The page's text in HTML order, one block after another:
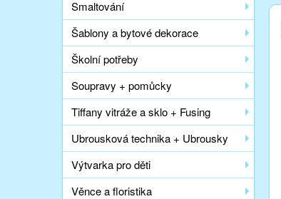
Smaltování
Šablony a bytové dekorace
Školní potřeby
Soupravy + pomůcky
Tiffany vitráže a sklo + Fusing
Ubrousková technika + Ubrousky
Výtvarka pro děti
Věnce a floristika